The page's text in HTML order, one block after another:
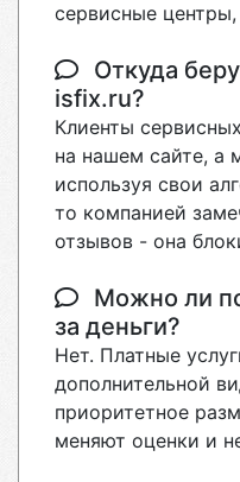
сервисные
Откуда
isfix.ru?
Клиенты
на нашем сайте, а
используя свои
то компанией
отзывов - она
Можно ли
за деньги?
Нет. Платные
дополнительной
приоритетное
меняют оценки и